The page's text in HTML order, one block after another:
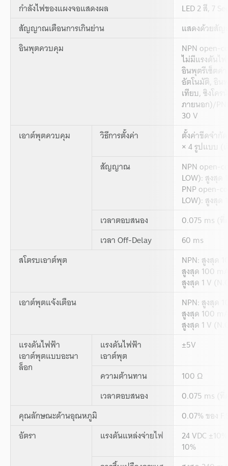
กำลังไฟของแผงจอแสดงผล
LED 2 สี, 7
สัญญาณเตือนการเกินย่าน
แสดงด้วยสัญ
อินพุตควบคุม
NPN open-
ไม่มีแรงดัน
อินพุตรีเซ็ตค่
อัตโนมัติ, อิน
เทียบ, ซิงโค
ภายนอก)/
30 V
เอาต์พุตควบคุม
วิธีการตั้งค่า ตั้งค่าขีดจำกั
× 4 รูปแบบ (
สัญญาณ
NPN open-
LOW): สูงสุด
PNP open-
LOW): สูงสุด
เวลาตอบสนอง
0.075 ms (ที่
เวลา Off-Delay
60 ms
สโตรบเอาต์พุต
NPN: สูงสุด
สูงสุด 100
สูงสุด 1 V
เอาต์พุตแจ้งเตือน
NPN: สูงสุด
สูงสุด 100
สูงสุด 1 V
แรงดันไฟฟ้า
เอาต์พุตแบบอะนา
ล็อก
แรงดันไฟฟ้า
เอาต์พุต
±5V
ความต้านทาน
100 Ω
เวลาตอบสนอง
0.075 ms (ที่
คุณลักษณะด้านอุณหภูมิ
0.07% ของ
อัตรา
แรงดันแหล่งจ่ายไฟ 24 VDC
10%